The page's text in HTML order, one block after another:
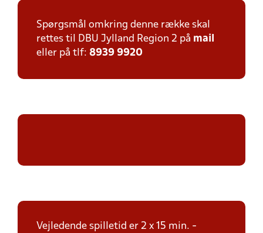
Spørgsmål omkring denne række skal
rettes til DBU Jylland Region 2 på mail
eller på tlf: 8939 9920
Vejledende spilletid er 2 x 15 min. -